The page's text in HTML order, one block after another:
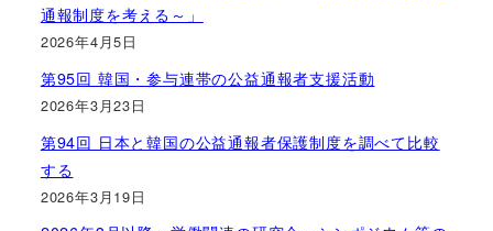
通報制度を考える～」
2026年4月5日
第95回 韓国・参与連帯の公益通報者支援活動
2026年3月23日
第94回 日本と韓国の公益通報者保護制度を調べて比較
する
2026年3月19日